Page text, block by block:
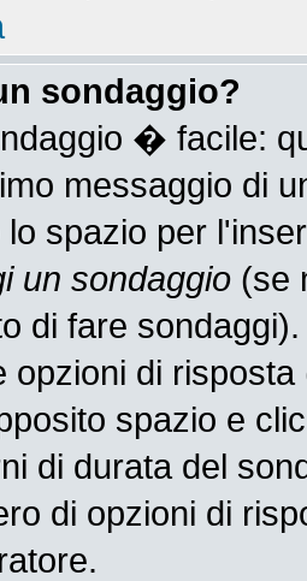
sondaggio?
� facile:
messaggio di
spazio per
un sondaggio (se
di fare
opzioni di
spazio e
di durata del
di opzioni di